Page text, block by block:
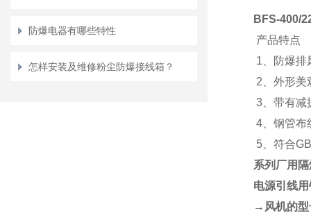
防爆电器有哪些特性
怎样安装及维修粉尘防爆接线箱？
BFS-400/
产品特点
1、防爆排
2、外形美
3、带有减
4、钢管布
5、符合
系列厂用
电源引线
→风机的型